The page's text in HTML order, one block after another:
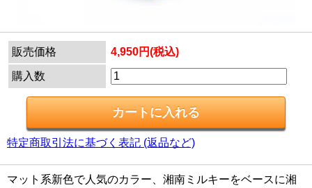
販売価格 4,950円(税込)
購入数
特定商取引法に基づく表記 (返品など)
マット系新色で人気のカラー、湘南ミルキーをベースに湘